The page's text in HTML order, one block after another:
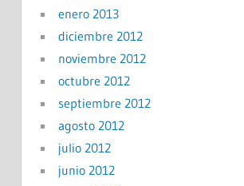
enero 2013
diciembre 2012
noviembre 2012
octubre 2012
septiembre 2012
agosto 2012
julio 2012
junio 2012